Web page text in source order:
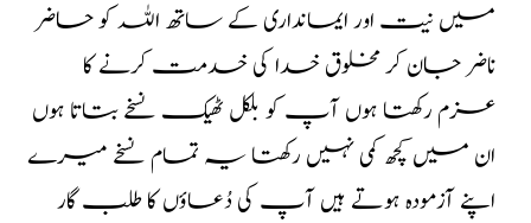
میں نیت اور ایمانداری کے ساتھ اللہ کو حاضر
ناضر جان کر مخلوق خدا کی خدمت کرنے کا
عزم رکھتا ہوں آپ کو بلکل ٹھیک نسخے بتاتا ہوں
ان میں کچھ کمی نہیں رکھتا یہ تمام نسخے میرے
اپنے آزمودہ ہوتے ہیں آپ کی دُعاؤں کا طلب گار